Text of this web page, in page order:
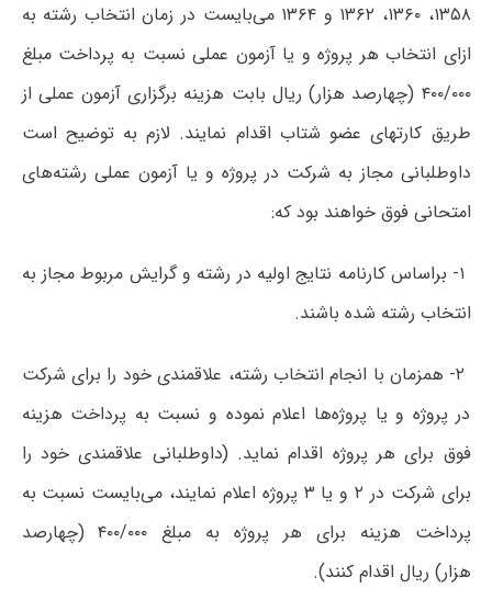
۱۳۵۸، ۱۳۶۰، ۱۳۶۲ و ۱۳۶۴ می‌بایست در زمان انتخاب رشته به
ازای انتخاب هر پروژه و یا آزمون عملی نسبت به پرداخت مبلغ
۴۰۰/۰۰۰ (چهارصد هزار) ریال بابت هزینه برگزاری آزمون عملی از
طریق کارتهای عضو شتاب اقدام نمایند. لازم به توضیح است
داوطلبانی مجاز به شرکت در پروژه و یا آزمون عملی رشته‌های
امتحانی فوق خواهند بود که:
۱- براساس کارنامه نتایج اولیه در رشته و گرایش مربوط مجاز به
انتخاب رشته شده باشند.
۲- همزمان با انجام انتخاب رشته، علاقمندی خود را برای شرکت
در پروژه و یا پروژه‌ها اعلام نموده و نسبت به پرداخت هزینه
فوق برای هر پروژه اقدام نماید. (داوطلبانی علاقمندی خود را
برای شرکت در ۲ و یا ۳ پروژه اعلام ‌نمایند، می‌بایست نسبت به
پرداخت هزینه برای هر پروژه به مبلغ ۴۰۰/۰۰۰ (چهارصد
هزار) ریال اقدام کنند).